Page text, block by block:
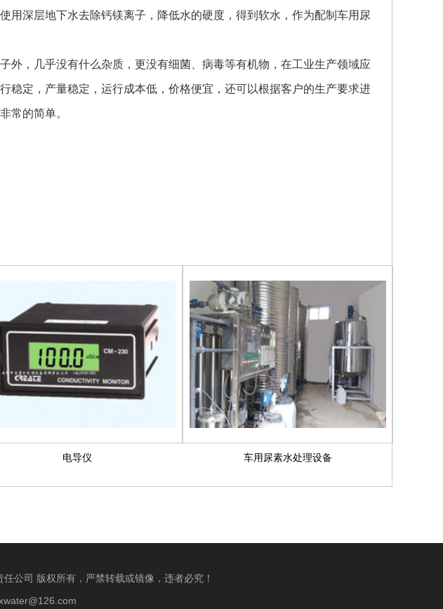
用深层地下水去除钙镁离子，降低水的硬度，得到软水，作为配制车用尿
，几乎没有什么杂质，更没有细菌、病毒等有机物，在工业生产领域应
稳定，产量稳定，运行成本低，价格便宜，还可以根据客户的生产要求进
常的简单。
电导仪 车用尿素水处理设备
公司 版权所有，严禁转载或镜像，违者必究！